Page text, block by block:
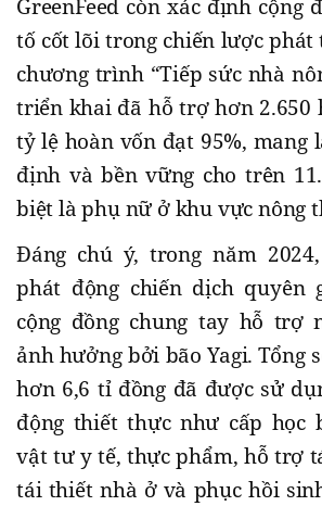
GreenFeed còn xác định cộng
tố cốt lõi trong chiến lược phát
chương trình “Tiếp sức nhà
triển khai đã hỗ trợ hơn 2.650
tỷ lệ hoàn vốn đạt 95%, mang
định và bền vững cho trên
biệt là phụ nữ ở khu vực nông
Đáng chú ý, trong năm 2024,
phát động chiến dịch quyên
cộng đồng chung tay hỗ trợ
ảnh hưởng bởi bão Yagi. Tổng
hơn 6,6 tỉ đồng đã được sử
động thiết thực như cấp học
vật tư y tế, thực phẩm, hỗ trợ
tái thiết nhà ở và phục hồi